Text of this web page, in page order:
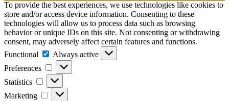
To provide the best experiences, we use technologies like cookies to
store and/or access device information. Consenting to these
technologies will allow us to process data such as browsing
behavior or unique IDs on this site. Not consenting or withdrawing
consent, may adversely affect certain features and functions.
Functional
Functional
Always active
Preferences
Preferences
Statistics Statistics
Marketing Marketing